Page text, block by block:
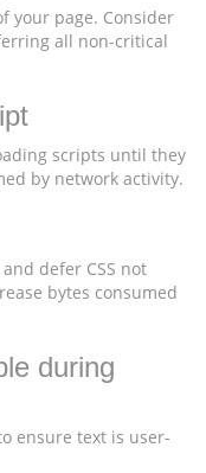
your page. Consider
all non-critical
scripts until they
by network activity.
defer CSS not
bytes consumed
during
ensure text is user-